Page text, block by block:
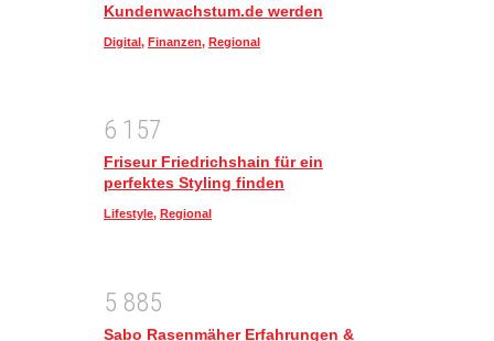
Kundenwachstum.de werden
Digital, Finanzen, Regional
6 1 57
Friseur Friedrichshain für ein
perfektes Styling finden
Lifestyle, Regional
5 885
Sabo Rasenmäher Erfahrungen &